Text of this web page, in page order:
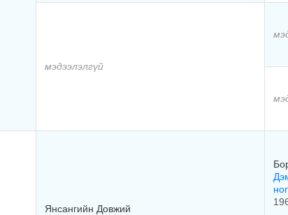
мэдээлэлгүй
Янсангийн Довжий